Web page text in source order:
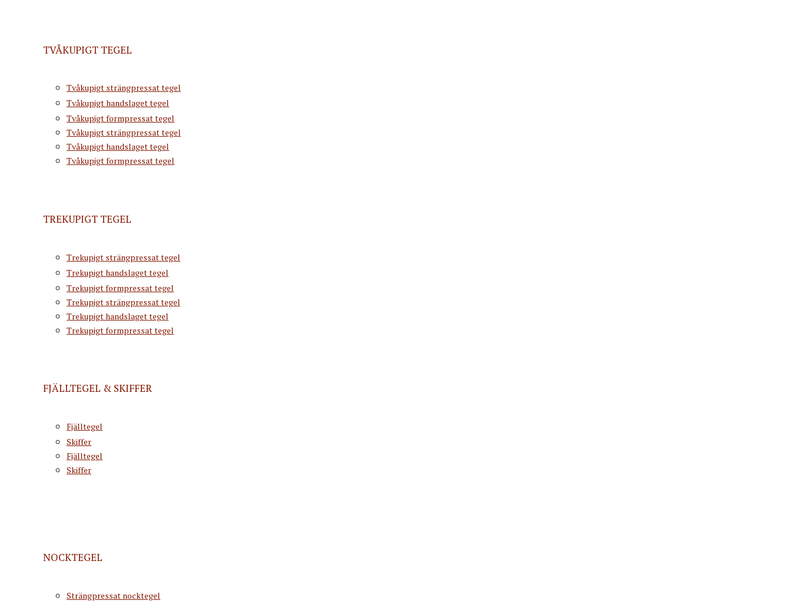
TVÅKUPIGT TEGEL
Tvåkupigt strängpressat tegel
Tvåkupigt handslaget tegel
Tvåkupigt formpressat tegel
Tvåkupigt strängpressat tegel
Tvåkupigt handslaget tegel
Tvåkupigt formpressat tegel
TREKUPIGT TEGEL
Trekupigt strängpressat tegel
Trekupigt handslaget tegel
Trekupigt formpressat tegel
Trekupigt strängpressat tegel
Trekupigt handslaget tegel
Trekupigt formpressat tegel
FJÄLLTEGEL & SKIFFER
Fjälltegel
Skiffer
Fjälltegel
Skiffer
NOCKTEGEL
Strängpressat nocktegel